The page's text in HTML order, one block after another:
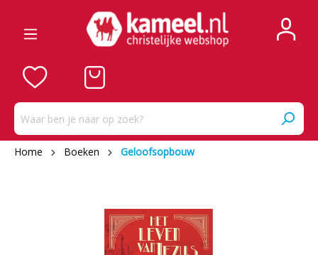
Home Boeken Geloofsopbouw